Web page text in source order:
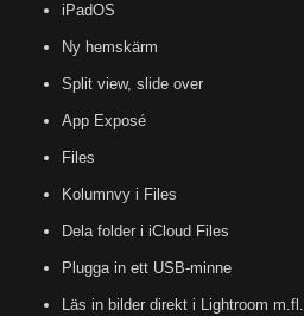
iPadOS
Ny hemskärm
Split view, slide over
App Exposé
Files
Kolumnvy i Files
Dela folder i iCloud Files
Plugga in ett USB-minne
Läs in bilder direkt i Lightroom m.fl.